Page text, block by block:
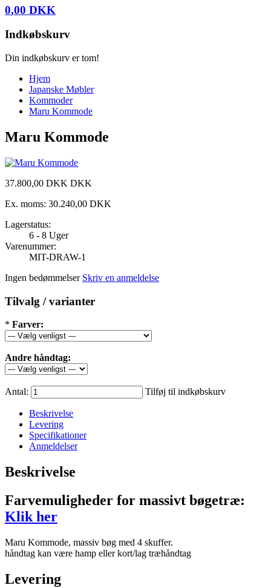
0,00 DKK
Indkøbskurv
Din indkøbskurv er tom!
Hjem
Japanske Møbler
Kommoder
Maru Kommode
Maru Kommode
37.800,00 DKK DKK
Ex. moms: 30.240,00 DKK
Lagerstatus:
6 - 8 Uger
Varenummer:
MIT-DRAW-1
Ingen bedømmelser Skriv en anmeldelse
Tilvalg / varianter
* Farver:
Andre håndtag:
Antal: Tilføj til indkøbskurv
Beskrivelse
Levering
Specifikationer
Anmeldelser
Beskrivelse
Farvemuligheder for massivt bøgetræ:
Klik her
Maru Kommode, massiv bøg med 4 skuffer.
håndtag kan være hamp eller kort/lag træhåndtag
Levering